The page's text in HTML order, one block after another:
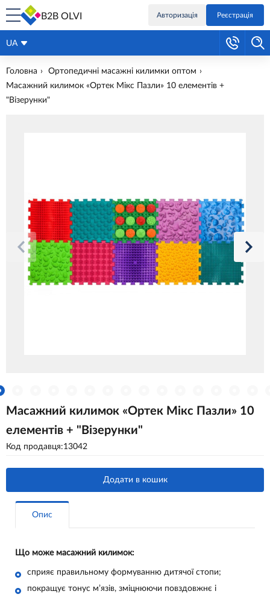
B2B OLVI Авторизація Реєстрація
UA
Головна
Ортопедичні масажні килимки оптом
Масажний килимок «Ортек Мікс Пазли» 10 елементів +
"Візерунки"
Масажний килимок «Ортек Мікс Пазли» 10
елементів + "Візерунки"
Код продавця:13042
Додати в кошик
Опис
Що може масажний килимок:
сприяє правильному формуванню дитячої стопи;
покращує тонус м’язів, зміцнюючи повздовжнє і